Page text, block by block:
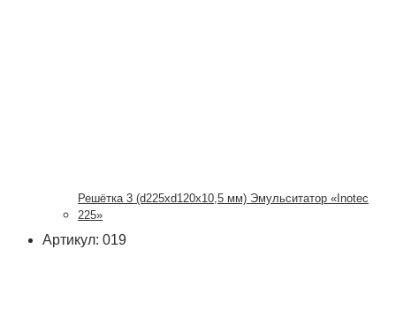
Решётка 3 (d225xd120x10,5 мм) Эмульситатор «Inotec
225»
Артикул: 019